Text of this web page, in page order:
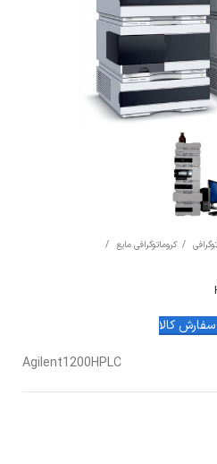
کروماتوگرافی مایع
کالا
Agilent1200HPLC